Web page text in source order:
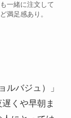
一緒に注文して
満足感あり。
ルバジュ）」
くや早朝ま